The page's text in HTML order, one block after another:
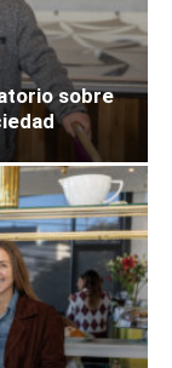
sobre